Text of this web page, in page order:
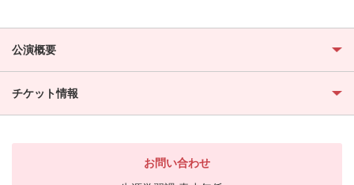
公演概要
チケット情報
お問い合わせ